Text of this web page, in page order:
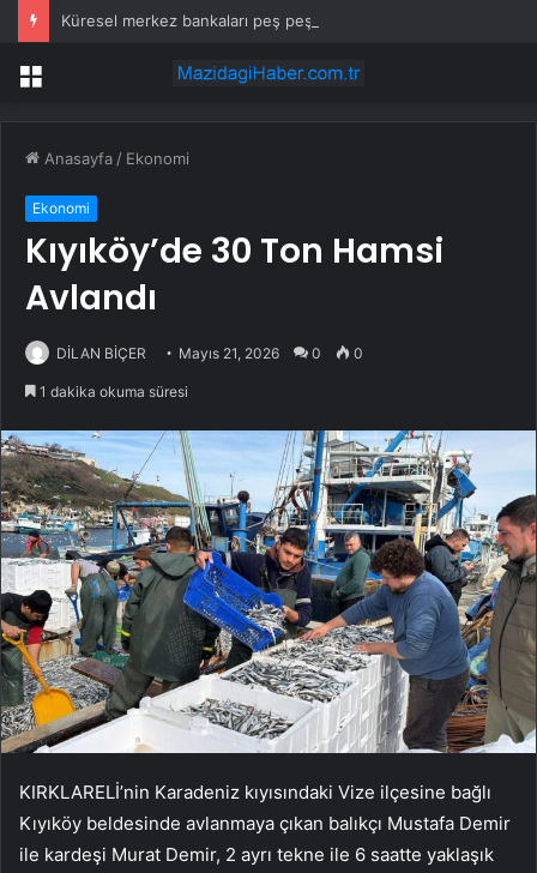
Menü
Anasayfa / Ekonomi
Ekonomi
Kıyıköy’de 30 Ton Hamsi
Avlandı
DİLAN BİÇER Mayıs 21, 2026 0 0
1 dakika okuma süresi
KIRKLARELİ’nin Karadeniz kıyısındaki Vize ilçesine bağlı
Kıyıköy beldesinde avlanmaya çıkan balıkçı Mustafa Demir
ile kardeşi Murat Demir, 2 ayrı tekne ile 6 saatte yaklaşık